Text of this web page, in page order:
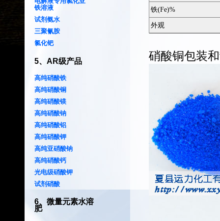
铁溶液
试剂氨水
三聚氰胺
氯化钯
5 AR级产品
高纯硝酸铁
高纯硝酸铜
高纯硝酸镁
高纯硝酸钠
高纯硝酸铝
高纯硝酸钾
高纯亚硝酸钠
高纯硝酸钙
光电级硝酸钾
试剂硝酸
6、 微量元素水溶
肥
铁(Fe)%
外观
硝酸铜包装